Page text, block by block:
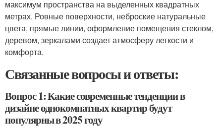
максимум пространства на выделенных квадратных
метрах. Ровные поверхности, неброские натуральные
цвета, прямые линии, оформление помещения стеклом,
деревом, зеркалами создает атмосферу легкости и
комфорта.
Связанные вопросы и ответы:
Вопрос 1: Какие современные тенденции в
дизайне однокомнатных квартир будут
популярны в 2025 году